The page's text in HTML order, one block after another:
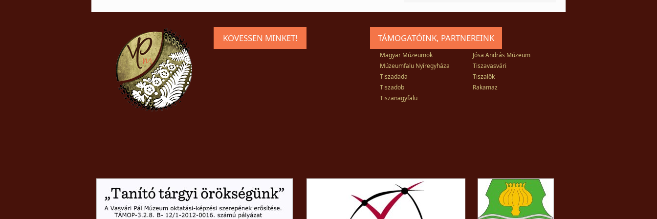
KÖVESSEN MINKET! TÁMOGATÓINK, PARTNEREINK
Magyar Múzeumok
Jósa András Múzeum
Múzeumfalu Nyíregyháza
Tiszavasvári
Tiszadada
Tiszalök
Tiszadob
Rakamaz
Tiszanagyfalu